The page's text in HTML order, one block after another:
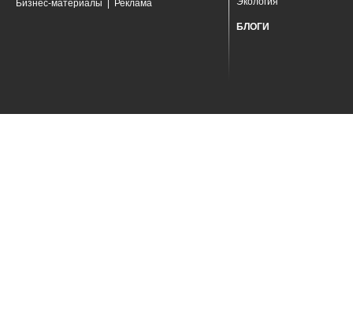
Бизнес-материалы Реклама
БЛОГИ